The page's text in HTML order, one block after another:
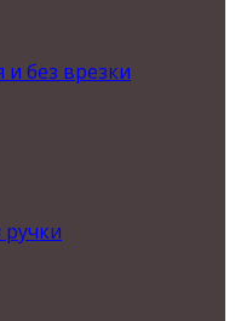
и без врезки